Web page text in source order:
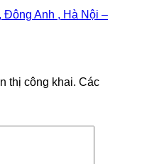
Đông Anh , Hà Nội –
thị công khai. Các